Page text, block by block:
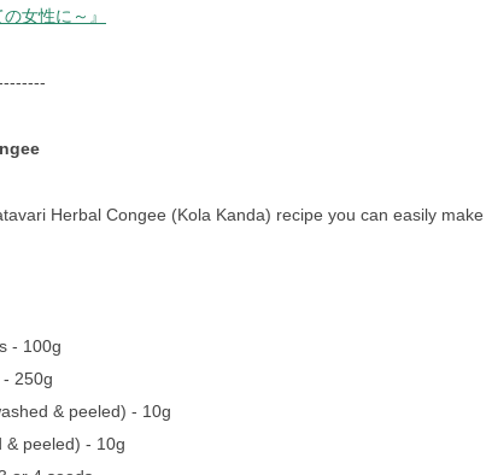
女性に～』
Herbal Congee (Kola Kanda) recipe you can easily
- 100g
250g
& peeled) - 10g
& peeled) - 10g